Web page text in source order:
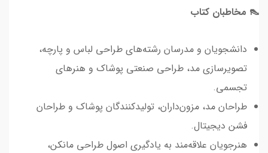
👠 مخاطبان کتاب
دانشجویان و مدرسان رشته‌های طراحی لباس و پارچه،
تصویرسازی مد، طراحی صنعتی پوشاک و هنرهای
تجسمی.
طراحان مد، مزون‌داران، تولیدکنندگان پوشاک و طراحان
فشن دیجیتال.
هنرجویان علاقه‌مند به یادگیری اصول طراحی مانکن،